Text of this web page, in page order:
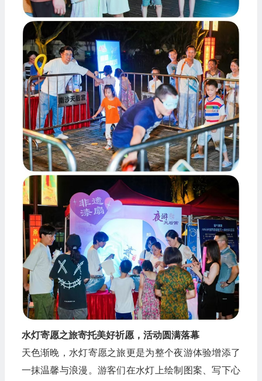
水灯寄愿之旅寄托美好祈愿，活动圆满落幕
天色渐晚，水灯寄愿之旅更是为整个夜游体验增添了
一抹温馨与浪漫。游客们在水灯上绘制图案、写下心